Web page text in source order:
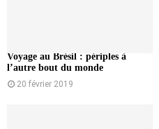
Voyage au Brésil : périples à
l’autre bout du monde
20 février 2019